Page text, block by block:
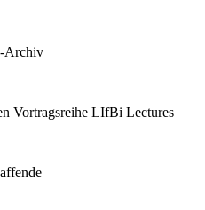
Archiv
Vortragsreihe LIfBi Lectures